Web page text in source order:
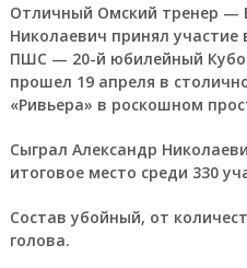
Отличный Омский тренер —
Николаевич принял участие
ПШС — 20-й юбилейный
прошел 19 апреля в
«Ривьера» в роскошном
Сыграл Александр
итоговое место среди 330
Состав убойный, от
голова.